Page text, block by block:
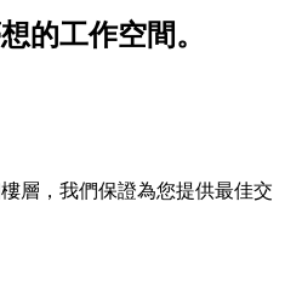
的工作空間。
層，我們保證為您提供最佳交